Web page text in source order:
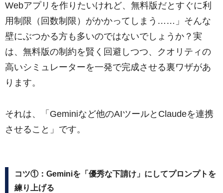
Webアプリを作りたいけれど、無料版だとすぐに利
用制限（回数制限）がかかってしまう……」そんな
壁にぶつかる方も多いのではないでしょうか？実
は、無料版の制約を賢く回避しつつ、クオリティの
高いシミュレーターを一発で完成させる裏ワザがあ
ります。
それは、「Geminiなど他のAIツールとClaudeを連携
させること」です。
コツ①：Geminiを「優秀な下請け」にしてプロンプトを
練り上げる